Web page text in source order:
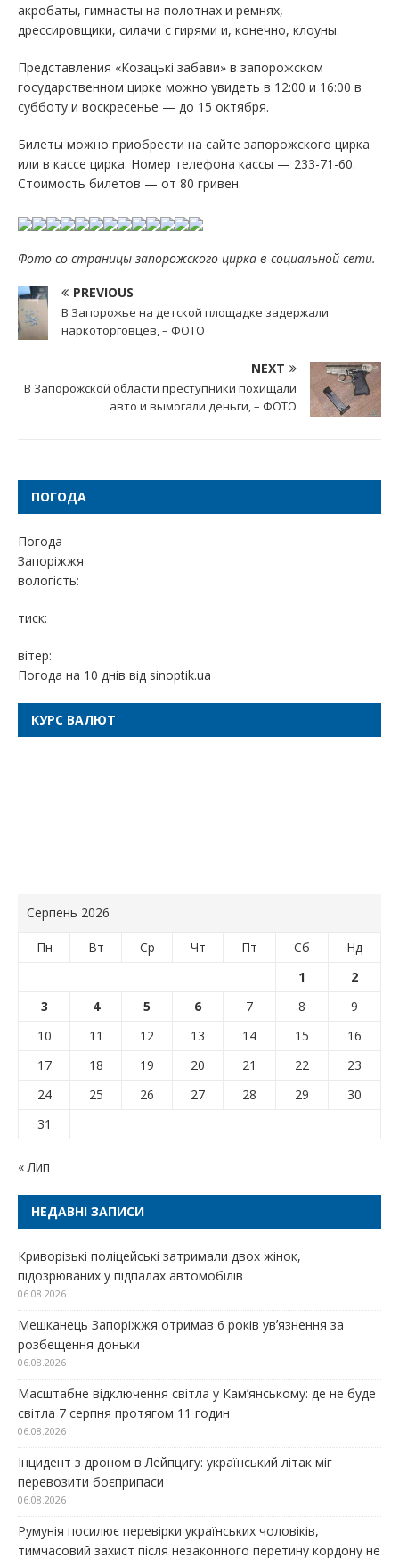
акробаты, гимнасты на полотнах и ремнях,
дрессировщики, силачи с гирями и, конечно, клоуны.
Представления «Козацькі забави» в запорожском
государственном цирке можно увидеть в 12:00 и 16:00 в
субботу и воскресенье — до 15 октября.
Билеты можно приобрести на сайте запорожского цирка
или в кассе цирка. Номер телефона кассы — 233-71-60.
Стоимость билетов — от 80 гривен.
Фото со страницы запорожского цирка в социальной сети.
PREVIOUS
В Запорожье на детской площадке задержали
наркоторговцев, – ФОТО
NEXT
В Запорожской области преступники похищали
авто и вымогали деньги, – ФОТО
ПОГОДА
Погода
Запоріжжя
вологість:
тиск:
вітер:
Погода на 10 днів від sinoptik.ua
КУРС ВАЛЮТ
Серпень 2026
Пн Вт Ср Чт Пт Сб
Нд
1
2
3
4 5 6 7 8
9
10
11 12 13 14 15
16
17
18 19 20 21 22
23
24
25 26 27 28 29
30
31
« Лип
НЕДАВНІ ЗАПИСИ
Криворізькі поліцейські затримали двох жінок,
підозрюваних у підпалах автомобілів
06.08.2026
Мешканець Запоріжжя отримав 6 років увʼязнення за
розбещення доньки
06.08.2026
Масштабне відключення світла у Кам’янському: де не буде
світла 7 серпня протягом 11 годин
06.08.2026
Інцидент з дроном в Лейпцигу: український літак міг
перевозити боєприпаси
06.08.2026
Румунія посилює перевірки українських чоловіків,
тимчасовий захист після незаконного перетину кордону не